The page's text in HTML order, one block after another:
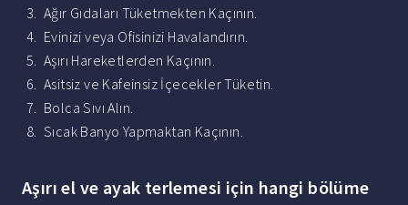
Ağır Gıdaları Tüketmekten Kaçının.
Evinizi veya Ofisinizi Havalandırın.
Aşırı Hareketlerden Kaçının.
Asitsiz ve Kafeinsiz İçecekler Tüketin.
Bolca Sıvı Alın.
Sıcak Banyo Yapmaktan Kaçının.
Aşırı el ve ayak terlemesi için hangi bölüme